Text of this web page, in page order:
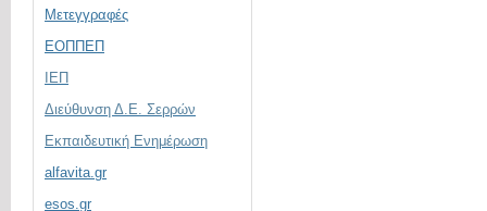
Μετεγγραφές
ΕΟΠΠΕΠ
ΙΕΠ
Διεύθυνση Δ.Ε. Σερρών
Εκπαιδευτική Ενημέρωση
alfavita.gr
esos.gr